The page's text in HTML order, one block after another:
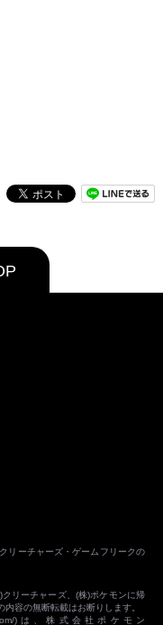
リーチャーズ・ゲームフリークの
リーチャーズ、(株)ポケモンに帰
容の無断転載はお断りします。
)は、株式会社ポケモン